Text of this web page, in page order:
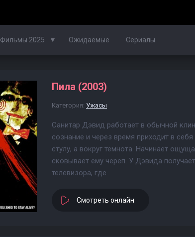
Фильмы 2025
Фильмы 2024
Фильмы 2023
Фильмы 2022
Фильмы 2021
Фильмы 2020
Ожидаемые Сериалы
Пила (2003)
Категория: Ужасы
Санитар Дэвид работает в обычной
сознание и через время приходит в
стулу, а вокруг темнота. Начинает
сковывает ему череп. У Дэвида
телевизора, где...
Смотреть онлайн